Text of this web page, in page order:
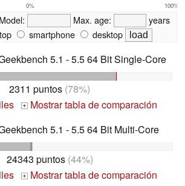
0% 100%
Model: Max. age:
years
smartphone desktop
5.1 - 5.5 64 Bit Single-Core
2311 puntos (78%)
+
Mostrar tabla de comparación
5.1 - 5.5 64 Bit Multi-Core
24343 puntos(44%)
+
Mostrar tabla de comparación